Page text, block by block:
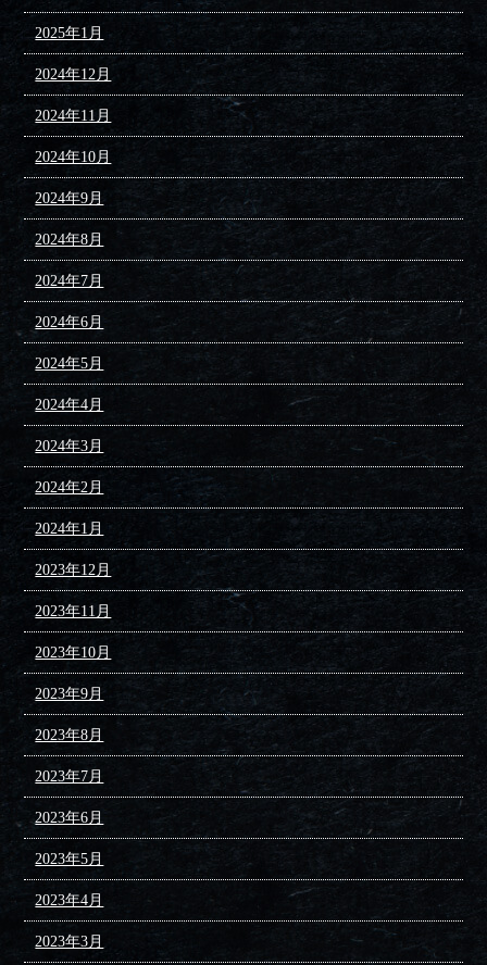
2025年1月
2024年12月
2024年11月
2024年10月
2024年9月
2024年8月
2024年7月
2024年6月
2024年5月
2024年4月
2024年3月
2024年2月
2024年1月
2023年12月
2023年11月
2023年10月
2023年9月
2023年8月
2023年7月
2023年6月
2023年5月
2023年4月
2023年3月